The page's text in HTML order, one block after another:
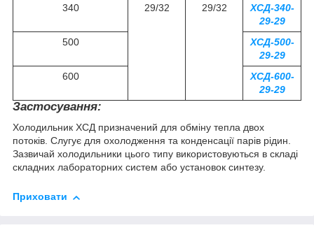
340 29/32 29/32
ХСД-340-
29-29
500
ХСД-500-
29-29
600
ХСД-600-
29-29
Застосування:
Холодильник ХСД призначений для обміну тепла двох
потоків. Слугує для охолодження та конденсації парів рідин.
Зазвичай холодильники цього типу використовуються в складі
складних лабораторних систем або установок синтезу.
Приховати